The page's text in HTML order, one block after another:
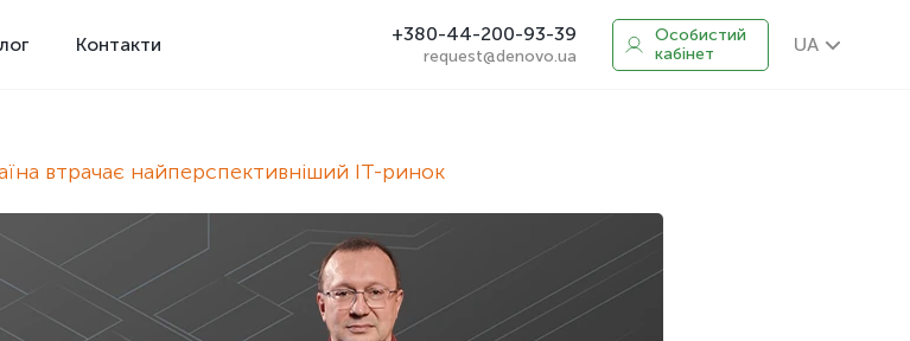
Контакти +380-44-200-93-39
request@denovo.ua
Особистий
кабінет
UA
втрачає найперспективніший IT-ринок